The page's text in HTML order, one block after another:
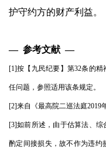
护守约方的财产利益。
— 参考文献 —
[1]按【九民纪要】第32条的
任问题，参照适用该条规定。
[2]来自《最高院二巡法庭2019
[3]如前所述，由于估算法、综
酌定间接损失，故不作为违约